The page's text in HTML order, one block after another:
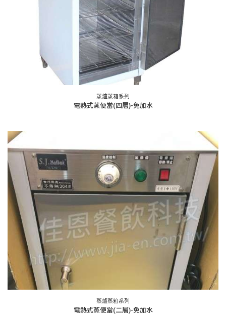
蒸爐蒸箱系列
電熱式蒸便當(四層)-免加水
蒸爐蒸箱系列
電熱式蒸便當(二層)-免加水